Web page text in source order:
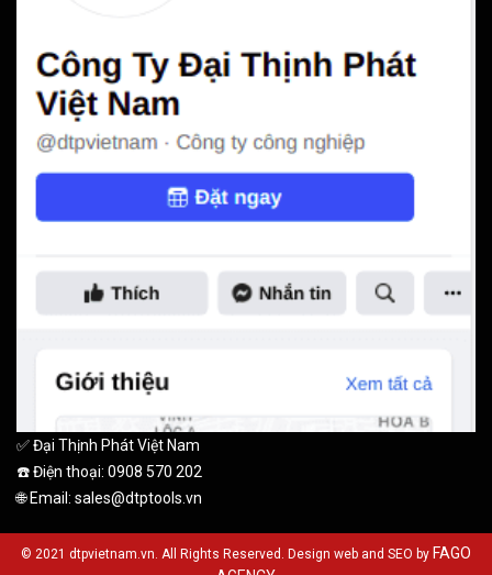
✅ Đại Thịnh Phát Việt Nam
☎️ Điện thoại: 0908 570 202
🌐 Email: sales@dtptools.vn
© 2021 dtpvietnam.vn. All Rights Reserved. Design web and SEO by FAGO